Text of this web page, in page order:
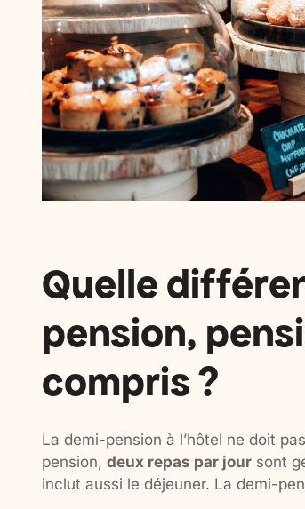
Quelle
pension,
compris ?
La demi-pension à l’hôtel ne doit
pension, deux repas par joursont
inclut aussi le déjeuner. La demi-